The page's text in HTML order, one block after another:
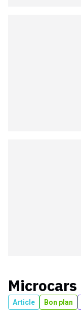
Microcars
Article Bon plan